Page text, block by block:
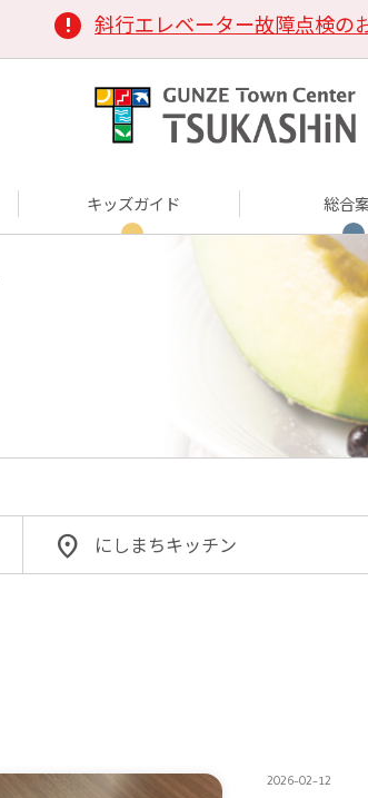
斜行エレベーター故障点検の
キッズガイド 総合
にしまちキッチン
2026-02-12